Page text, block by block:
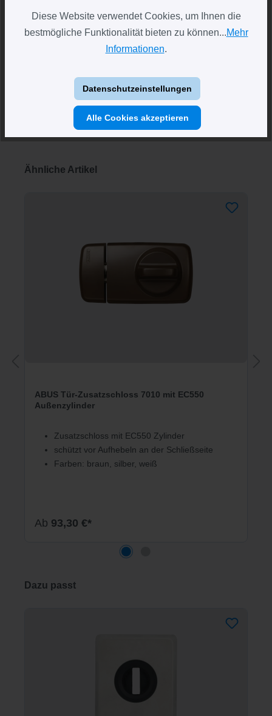
Produktgalerie überspringen
Ähnliche Artikel
ABUS Tür-Zusatzschloss 7010 mit EC550
Außenzylinder
Zusatzschloss mit EC550 Zylinder
schützt vor Aufhebeln an der Schließseite
Farben: braun, silber, weiß
Ab 93,30 €*
Produktgalerie überspringen
Dazu passt
Downloadsöffnen 1
Diese Website verwendet Cookies, um Ihnen die
bestmögliche Funktionalität bieten zu können...Mehr
Informationen.
Datenschutzeinstellungen
Alle Cookies akzeptieren